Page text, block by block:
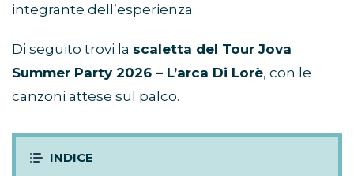
integrante dell’esperienza.
Di seguito trovi la scaletta del Tour Jova
Summer Party 2026 – L’arca Di Lorè, con le
canzoni attese sul palco.